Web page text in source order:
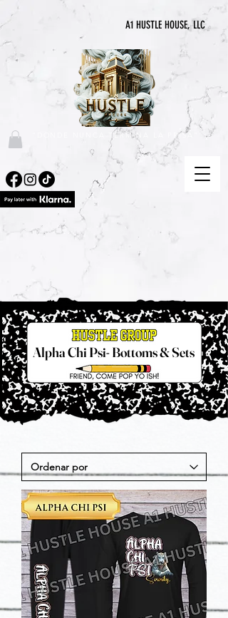
A1 HUSTLE HOUSE, LLC
"DONDE NUNCA TERMINA LA PRISA"
Alpha Chi Psi- Bottoms & Sets